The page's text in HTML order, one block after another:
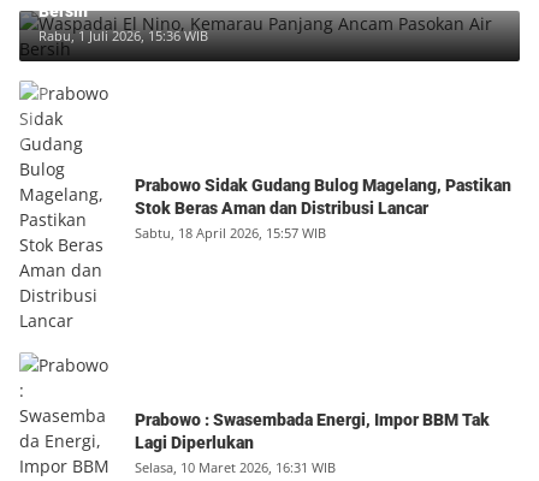
Bersih
Rabu, 1 Juli 2026, 15:36 WIB
Prabowo Sidak Gudang Bulog Magelang, Pastikan
Stok Beras Aman dan Distribusi Lancar
Sabtu, 18 April 2026, 15:57 WIB
Prabowo : Swasembada Energi, Impor BBM Tak
Lagi Diperlukan
Selasa, 10 Maret 2026, 16:31 WIB